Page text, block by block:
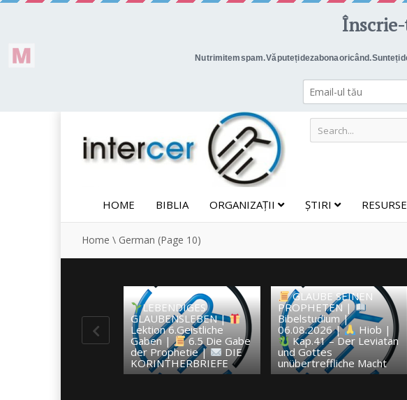
HOME BIBLIA ORGANIZAȚII ȘTIRI RESURSE
Home \ German (Page 10)
LEBENDIGES
GLAUBENSLEBEN |
Lektion 6.Geistliche
Gaben |
6.5 Die Gabe
der Prophetie |
DIE
KORINTHERBRIEFE
GLAUBE SEINEN
PROPHETEN |
Bibelstudium |
06.08.2026 |
Hiob |
Kap.41 – Der Leviatan
und Gottes
unübertreffliche Macht